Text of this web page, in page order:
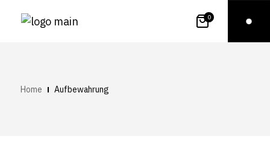
0
Home Aufbewahrung